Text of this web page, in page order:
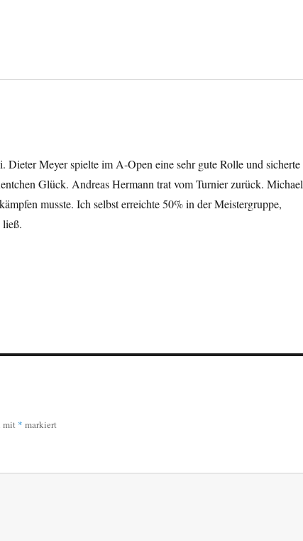
Meyer spielte im A-Open eine sehr gute Rolle und sicherte
Glück. Andreas Hermann trat vom Turnier zurück. Michael
musste. Ich selbst erreichte 50% in der Meistergruppe,
mit * markiert